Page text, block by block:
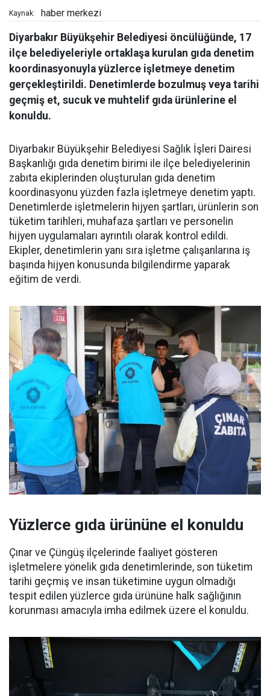
Kaynak: haber merkezi
Diyarbakır Büyükşehir Belediyesi öncülüğünde, 17
ilçe belediyeleriyle ortaklaşa kurulan gıda denetim
koordinasyonuyla yüzlerce işletmeye denetim
gerçekleştirildi. Denetimlerde bozulmuş veya tarihi
geçmiş et, sucuk ve muhtelif gıda ürünlerine el
konuldu.
Diyarbakır Büyükşehir Belediyesi Sağlık İşleri Dairesi
Başkanlığı gıda denetim birimi ile ilçe belediyelerinin
zabıta ekiplerinden oluşturulan gıda denetim
koordinasyonu yüzden fazla işletmeye denetim yaptı.
Denetimlerde işletmelerin hijyen şartları, ürünlerin son
tüketim tarihleri, muhafaza şartları ve personelin
hijyen uygulamaları ayrıntılı olarak kontrol edildi.
Ekipler, denetimlerin yanı sıra işletme çalışanlarına iş
başında hijyen konusunda bilgilendirme yaparak
eğitim de verdi.
Yüzlerce gıda ürününe el konuldu
Çınar ve Çüngüş ilçelerinde faaliyet gösteren
işletmelere yönelik gıda denetimlerinde, son tüketim
tarihi geçmiş ve insan tüketimine uygun olmadığı
tespit edilen yüzlerce gıda ürününe halk sağlığının
korunması amacıyla imha edilmek üzere el konuldu.